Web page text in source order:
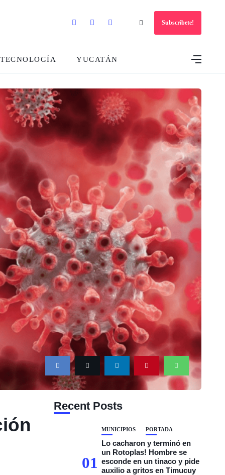
Subscribete!
TECNOLOGÍA YUCATÁN
Recent Posts
01
MUNICIPIOS PORTADA
Lo cacharon y terminó en
un Rotoplas! Hombre se
esconde en un tinaco y pide
auxilio a gritos en Timucuy